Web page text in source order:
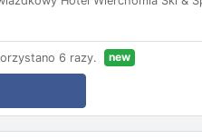
6 razy. new